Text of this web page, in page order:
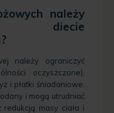
należy
diecie
należy ograniczyć
oczyszczone),
i płatki śniadaniowe.
i mogą utrudniać
masy ciała i